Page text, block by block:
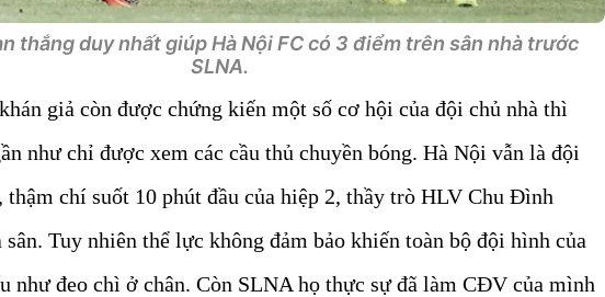
thắng duy nhất giúp Hà Nội FC có 3 điểm trên sân nhà trước
SLNA.
giả còn được chứng kiến một số cơ hội của đội chủ nhà thì
như chỉ được xem các cầu thủ chuyền bóng. Hà Nội vẫn là đội
thậm chí suốt 10 phút đầu của hiệp 2, thầy trò HLV Chu Đình
Tuy nhiên thể lực không đảm bảo khiến toàn bộ đội hình của
như đeo chì ở chân. Còn SLNA họ thực sự đã làm CĐV của mình